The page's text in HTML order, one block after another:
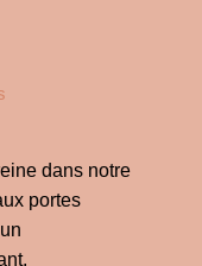
dans notre
portes